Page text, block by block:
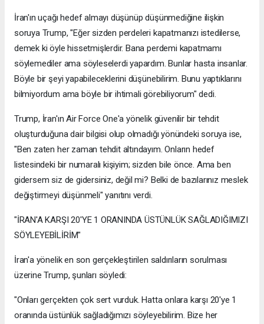
İran'ın uçağı hedef almayı düşünüp düşünmediğine ilişkin
soruya Trump, "Eğer sizden perdeleri kapatmanızı istedilerse,
demek ki öyle hissetmişlerdir. Bana perdemi kapatmamı
söylemediler ama söyleselerdi yapardım. Bunlar hasta insanlar.
Böyle bir şeyi yapabileceklerini düşünebilirim. Bunu yaptıklarını
bilmiyordum ama böyle bir ihtimali görebiliyorum" dedi.
Trump, İran'ın Air Force One'a yönelik güvenilir bir tehdit
oluşturduğuna dair bilgisi olup olmadığı yönündeki soruya ise,
"Ben zaten her zaman tehdit altındayım. Onların hedef
listesindeki bir numaralı kişiyim; sizden bile önce. Ama ben
gidersem siz de gidersiniz, değil mi? Belki de bazılarınız meslek
değiştirmeyi düşünmeli" yanıtını verdi.
"İRAN'A KARŞI 20'YE 1 ORANINDA ÜSTÜNLÜK SAĞLADIĞIMIZI
SÖYLEYEBİLİRİM"
İran'a yönelik en son gerçekleştirilen saldırıların sorulması
üzerine Trump, şunları söyledi:
"Onları gerçekten çok sert vurduk. Hatta onlara karşı 20'ye 1
oranında üstünlük sağladığımızı söyleyebilirim. Bize her